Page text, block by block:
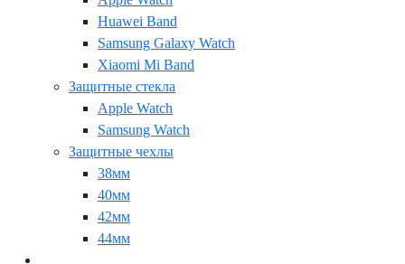
Huawei Band
Samsung Galaxy Watch
Xiaomi Mi Band
Защитные стекла
Apple Watch
Samsung Watch
Защитные чехлы
38мм
40мм
42мм
44мм